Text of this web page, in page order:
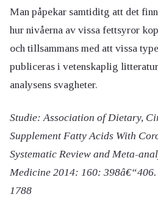
Man påpekar samtiditg att det
hur nivåerna av vissa fettsyror
och tillsammans med att vissa
publiceras i vetenskaplig
analysens svagheter.
Studie: Association of Dietary,
Supplement Fatty Acids With
Systematic Review and Meta-
Medicine 2014: 160:
1788